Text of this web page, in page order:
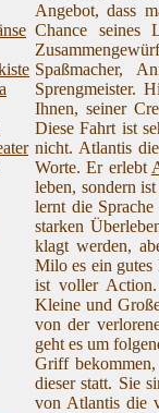
Angebot, dass
Chance seines
Spaßmacher,
Sprengmeister.
Ihnen, seiner
Diese Fahrt ist
nicht. Atlantis
Worte. Er erlebt
leben, sondern
lernt die
starken
klagt werden,
Milo es ein gutes
ist voller Action.
Kleine und
von der
geht es um
Griff
dieser statt. Sie
von Atlantis die